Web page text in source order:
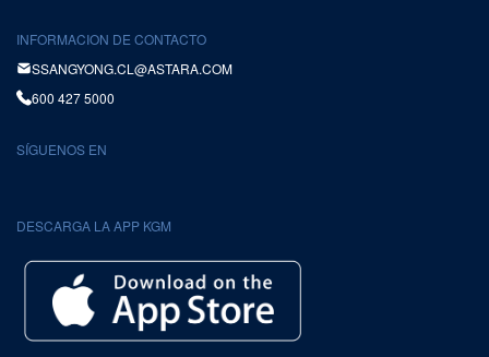
INFORMACION DE CONTACTO
SSANGYONG.CL@ASTARA.COM
600 427 5000
SÍGUENOS EN
DESCARGA LA APP KGM